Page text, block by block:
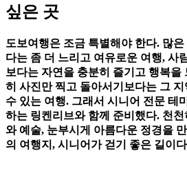
싶은 곳
도보여행은 조금 특별해야 한다. 많
다는 좀 더 느리고 여유로운 여행, 사
보다는 자연을 충분히 즐기고 행복을
히 사진만 찍고 돌아서기보다는 그
수 있는 여행. 그래서 시니어 전문 테
하는 링켄리브와 함께 준비했다. 천
와 예술, 눈부시게 아름다운 정경을
의 여행지, 시니어가 걷기 좋은 길이